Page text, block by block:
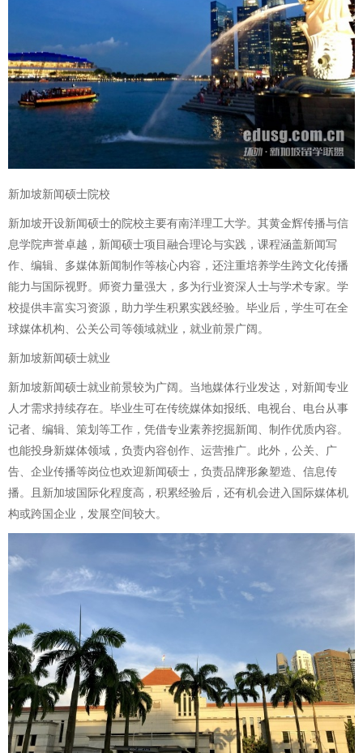
新加坡新闻硕士院校
新加坡开设新闻硕士的院校主要有南洋理工大学。其黄金辉传播与信
息学院声誉卓越，新闻硕士项目融合理论与实践，课程涵盖新闻写
作、编辑、多媒体新闻制作等核心内容，还注重培养学生跨文化传播
能力与国际视野。师资力量强大，多为行业资深人士与学术专家。学
校提供丰富实习资源，助力学生积累实践经验。毕业后，学生可在全
球媒体机构、公关公司等领域就业，就业前景广阔。
新加坡新闻硕士就业
新加坡新闻硕士就业前景较为广阔。当地媒体行业发达，对新闻专业
人才需求持续存在。毕业生可在传统媒体如报纸、电视台、电台从事
记者、编辑、策划等工作，凭借专业素养挖掘新闻、制作优质内容。
也能投身新媒体领域，负责内容创作、运营推广。此外，公关、广
告、企业传播等岗位也欢迎新闻硕士，负责品牌形象塑造、信息传
播。且新加坡国际化程度高，积累经验后，还有机会进入国际媒体机
构或跨国企业，发展空间较大。